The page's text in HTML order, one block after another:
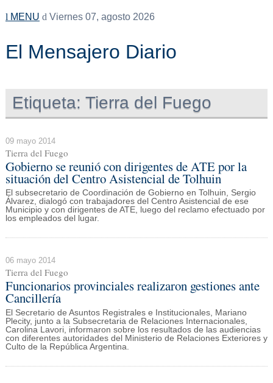
MENU Viernes 07, agosto 2026
El Mensajero Diario
Etiqueta: Tierra del Fuego
09 mayo 2014
Tierra del Fuego
Gobierno se reunió con dirigentes de ATE por la
situación del Centro Asistencial de Tolhuin
El subsecretario de Coordinación de Gobierno en Tolhuin, Sergio
Álvarez, dialogó con trabajadores del Centro Asistencial de ese
Municipio y con dirigentes de ATE, luego del reclamo efectuado por
los empleados del lugar.
06 mayo 2014
Tierra del Fuego
Funcionarios provinciales realizaron gestiones ante
Cancillería
El Secretario de Asuntos Registrales e Institucionales, Mariano
Plecity, junto a la Subsecretaria de Relaciones Internacionales,
Carolina Lavori, informaron sobre los resultados de las audiencias
con diferentes autoridades del Ministerio de Relaciones Exteriores y
Culto de la República Argentina.